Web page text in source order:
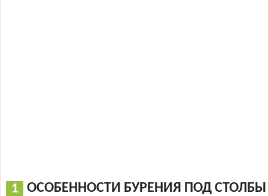
ОСОБЕННОСТИ БУРЕНИЯ ПОД СТОЛБЫ